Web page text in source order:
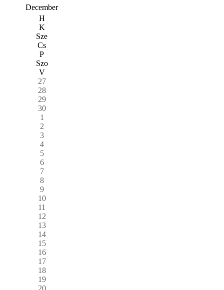
December
H
K
Sze
Cs
P
Szo
V
27
28
29
30
1
2
3
4
5
6
7
8
9
10
11
12
13
14
15
16
17
18
19
20